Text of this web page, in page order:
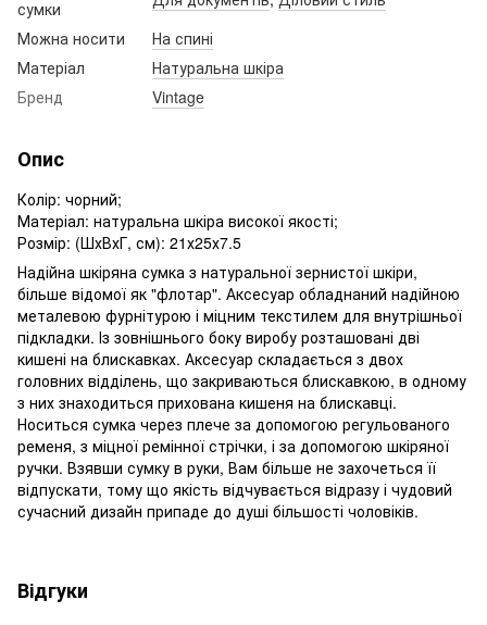
сумки
Можна носити
На спині
Матеріал
Натуральна шкіра
Бренд
Vintage
Опис
Колір: чорний;
Матеріал: натуральна шкіра високої якості;
Розмір: (ШхВхГ, см): 21х25х7.5
Надійна шкіряна сумка з натуральної зернистої шкіри,
більше відомої як "флотар". Аксесуар обладнаний надійною
металевою фурнітурою і міцним текстилем для внутрішньої
підкладки. Із зовнішнього боку виробу розташовані дві
кишені на блискавках. Аксесуар складається з двох
головних відділень, що закриваються блискавкою, в одному
з них знаходиться прихована кишеня на блискавці.
Носиться сумка через плече за допомогою регульованого
ременя, з міцної ремінної стрічки, і за допомогою шкіряної
ручки. Взявши сумку в руки, Вам більше не захочеться її
відпускати, тому що якість відчувається відразу і чудовий
сучасний дизайн припаде до душі більшості чоловіків.
Відгуки